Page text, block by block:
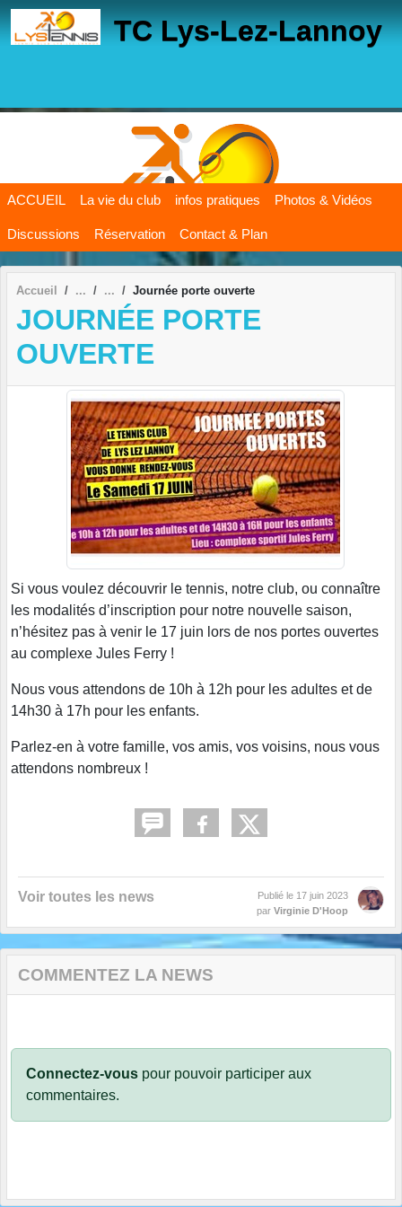
TC Lys-Lez-Lannoy
ACCUEIL La vie du club infos pratiques Photos & Vidéos
Discussions Réservation Contact & Plan
Accueil Journée porte ouverte
JOURNÉE PORTE
OUVERTE
Si vous voulez découvrir le tennis, notre club, ou connaître
les modalités d’inscription pour notre nouvelle saison,
n’hésitez pas à venir le 17 juin lors de nos portes ouvertes
au complexe Jules Ferry !
Nous vous attendons de 10h à 12h pour les adultes et de
14h30 à 17h pour les enfants.
Parlez-en à votre famille, vos amis, vos voisins, nous vous
attendons nombreux !
Voir toutes les news Publié le 17 juin 2023
par Virginie D'Hoop
COMMENTEZ LA NEWS
Connectez-vous pour pouvoir participer aux
commentaires.
Panneau de gestion des cookies